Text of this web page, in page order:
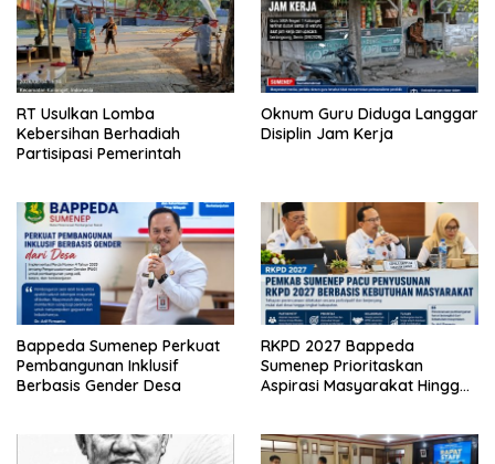
RT Usulkan Lomba
Kebersihan Berhadiah
Partisipasi Pemerintah
Oknum Guru Diduga Langgar
Disiplin Jam Kerja
Bappeda Sumenep Perkuat
Pembangunan Inklusif
Berbasis Gender Desa
RKPD 2027 Bappeda
Sumenep Prioritaskan
Aspirasi Masyarakat Hingga